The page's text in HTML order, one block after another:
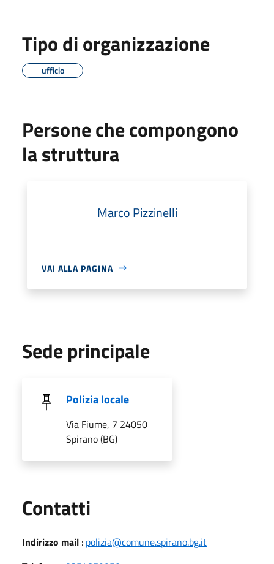
Tipo di organizzazione
ufficio
Persone che compongono
la struttura
Marco Pizzinelli
VAI ALLA PAGINA
Sede principale
Polizia locale
Via Fiume, 7 24050
Spirano (BG)
Contatti
Indirizzo mail : polizia@comune.spirano.bg.it